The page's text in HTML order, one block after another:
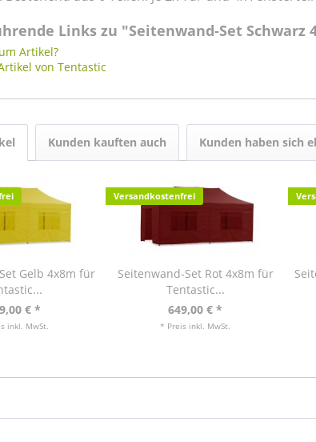
Links zu "Seitenwand-Set
Artikel?
von Tentastic
Kunden kauften auch Kunden haben sich
Gelb 4x8m für
€ *
inkl. MwSt.
Versandkostenfrei
Seitenwand-Set Rot 4x8m für
Tentastic...
649,00 € *
* Preis inkl. MwSt.